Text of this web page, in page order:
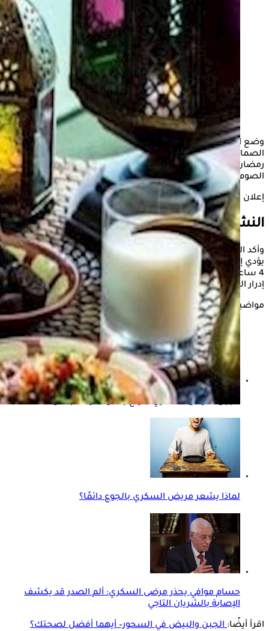
وضع الدكتور أسامة حمدي، أستاذ أمراض الباطنة والسكري والغدد
الصماء بجامعة هارفارد، نظامًا غذائيًا لمرضى السكري، خلال شهر
رمضان المبارك، لتفادي تفاقم المشكلات الصحية خلال فترات
الصوم، لمن ينطبق عليهم الصيام من مرضى السكريوالسمنة.
إعلان
النشويات في السحور
وأكد الدكتور أسامة حمدي، أن تناول النشويات بكثرة فيالسحور
يؤدي إلى الارتفاع المفاجئ للسكر، الذي يليه انخفاض السكر خلال3 -
4 ساعات، مما يؤدي إلى الجوع، كما أن فترة ارتفاع السكر تؤدي إلى
إدرار البول، مما يزيد من العطش.
مواضيع ذات صلة
الجبن لمرضى السكري- أنواع يمكن تناولها بأمان
لماذا يشعر مريض السكري بالجوع دائمًا؟
حسام موافي يحذر مرضى السكري: ألم الصدر قد يكشف
الإصابة بالشريان التاجي
اقرأ أيضًا:الجبن والبيض في السحور– أيهما أفضل لصحتك؟